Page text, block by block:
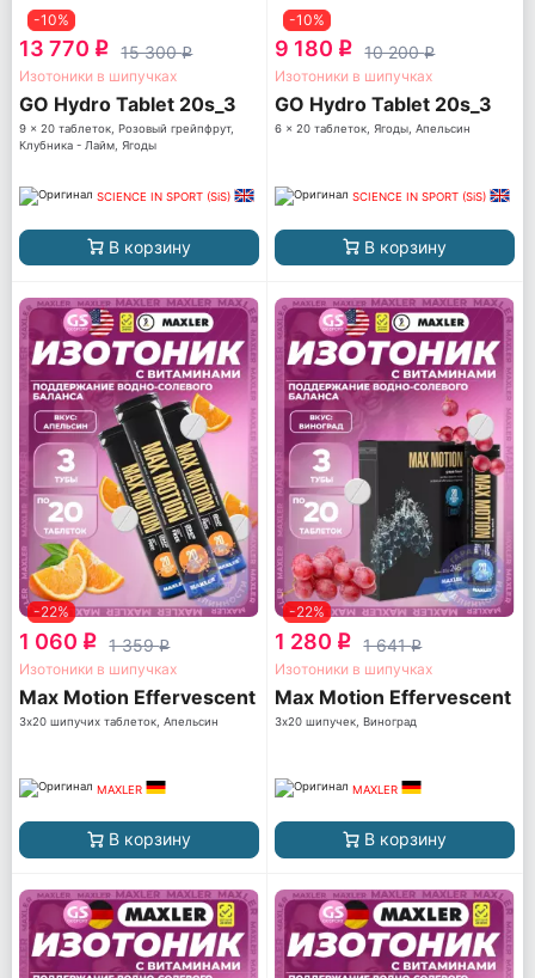
-10%
13 770 q 15 300q
Изотоники в шипучках
GO Hydro Tablet 20s_3
9 x 20 таблеток, Розовый грейпфрут,
Клубника - Лайм, Ягоды
SCIENCE IN SPORT (SiS)
В корзину
-10%
9 180 q 10 200q
Изотоники в шипучках
GO Hydro Tablet 20s_3
6 x 20 таблеток, Ягоды, Апельсин
SCIENCE IN SPORT (SiS)
В корзину
-22%
1 060 q 1 359q
Изотоники в шипучках
Max Motion Effervescent
3х20 шипучих таблеток, Апельсин
MAXLER
В корзину
-22%
1 280 q 1 641q
Изотоники в шипучках
Max Motion Effervescent
3х20 шипучек, Виноград
MAXLER
В корзину